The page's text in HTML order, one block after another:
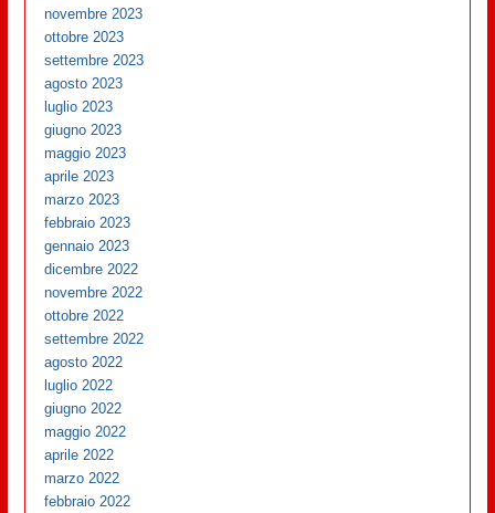
novembre 2023
ottobre 2023
settembre 2023
agosto 2023
luglio 2023
giugno 2023
maggio 2023
aprile 2023
marzo 2023
febbraio 2023
gennaio 2023
dicembre 2022
novembre 2022
ottobre 2022
settembre 2022
agosto 2022
luglio 2022
giugno 2022
maggio 2022
aprile 2022
marzo 2022
febbraio 2022